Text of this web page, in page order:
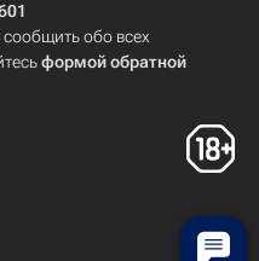
обо всех
формой обратной